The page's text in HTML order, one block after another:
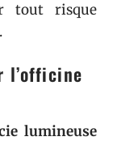
tout risque
l’officine
lumineuse